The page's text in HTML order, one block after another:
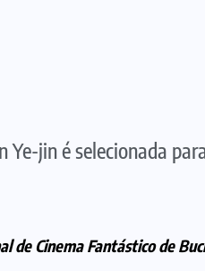
Ye-jin é selecionada
de Cinema Fantástico de